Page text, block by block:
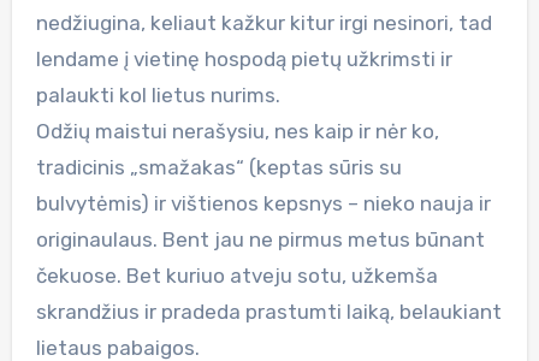
nedžiugina, keliaut kažkur kitur irgi nesinori, tad
lendame į vietinę hospodą pietų užkrimsti ir
palaukti kol lietus nurims.
Odžių maistui nerašysiu, nes kaip ir nėr ko,
tradicinis „smažakas“ (keptas sūris su
bulvytėmis) ir vištienos kepsnys – nieko nauja ir
originaulaus. Bent jau ne pirmus metus būnant
čekuose. Bet kuriuo atveju sotu, užkemša
skrandžius ir pradeda prastumti laiką, belaukiant
lietaus pabaigos.